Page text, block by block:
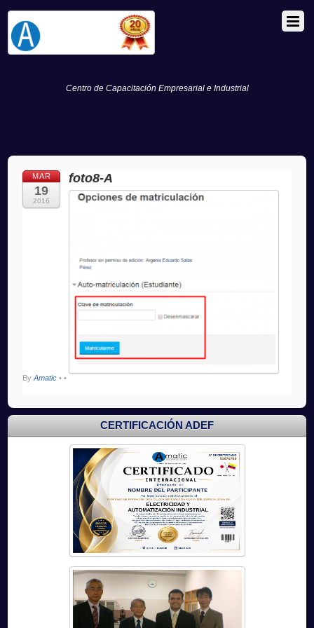
Centro de Capacitación Empresarial e Industrial
MAR
19
2016
foto8-A
ByAmatic • •
CERTIFICACIÓN ADEF